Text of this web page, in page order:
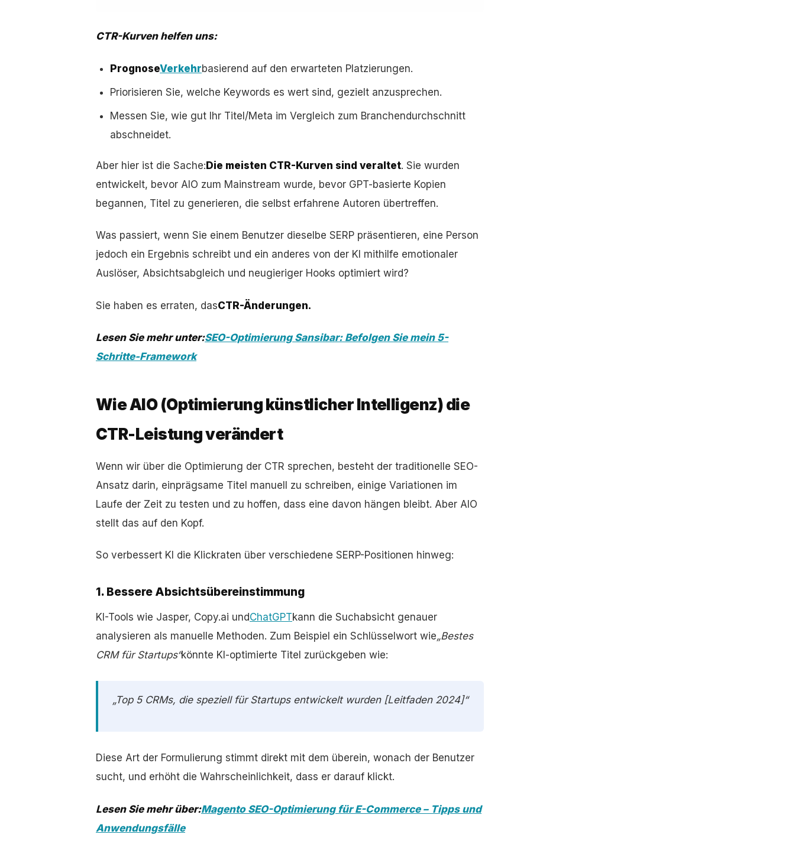
CTR-Kurven helfen uns:
PrognoseVerkehrbasierend auf den erwarteten Platzierungen.
Priorisieren Sie, welche Keywords es wert sind, gezielt anzusprechen.
Messen Sie, wie gut Ihr Titel/Meta im Vergleich zum Branchendurchschnitt
abschneidet.
Aber hier ist die Sache:Die meisten CTR-Kurven sind veraltet. Sie wurden
entwickelt, bevor AIO zum Mainstream wurde, bevor GPT-basierte Kopien
begannen, Titel zu generieren, die selbst erfahrene Autoren übertreffen.
Was passiert, wenn Sie einem Benutzer dieselbe SERP präsentieren, eine Person
jedoch ein Ergebnis schreibt und ein anderes von der KI mithilfe emotionaler
Auslöser, Absichtsabgleich und neugieriger Hooks optimiert wird?
Sie haben es erraten, dasCTR-Änderungen.
Lesen Sie mehr unter:SEO-Optimierung Sansibar: Befolgen Sie mein 5-
Schritte-Framework
Wie AIO (Optimierung künstlicher Intelligenz) die
CTR-Leistung verändert
Wenn wir über die Optimierung der CTR sprechen, besteht der traditionelle SEO-
Ansatz darin, einprägsame Titel manuell zu schreiben, einige Variationen im
Laufe der Zeit zu testen und zu hoffen, dass eine davon hängen bleibt. Aber AIO
stellt das auf den Kopf.
So verbessert KI die Klickraten über verschiedene SERP-Positionen hinweg:
1. Bessere Absichtsübereinstimmung
KI-Tools wie Jasper, Copy.ai undChatGPTkann die Suchabsicht genauer
analysieren als manuelle Methoden. Zum Beispiel ein Schlüsselwort wie„Bestes
CRM für Startups“könnte KI-optimierte Titel zurückgeben wie:
„Top 5 CRMs, die speziell für Startups entwickelt wurden [Leitfaden 2024]“
Diese Art der Formulierung stimmt direkt mit dem überein, wonach der Benutzer
sucht, und erhöht die Wahrscheinlichkeit, dass er darauf klickt.
Lesen Sie mehr über:Magento SEO-Optimierung für E-Commerce – Tipps und
Anwendungsfälle